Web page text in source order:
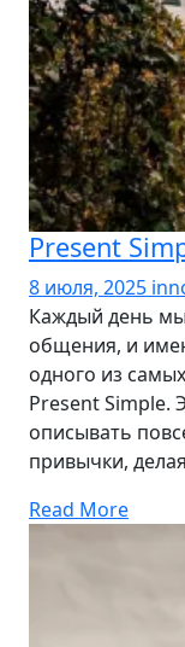
Present
8 июля, 2025
Каждый день мы
общения, и
одного из
Present Simple.
описывать
привычки,
Read More